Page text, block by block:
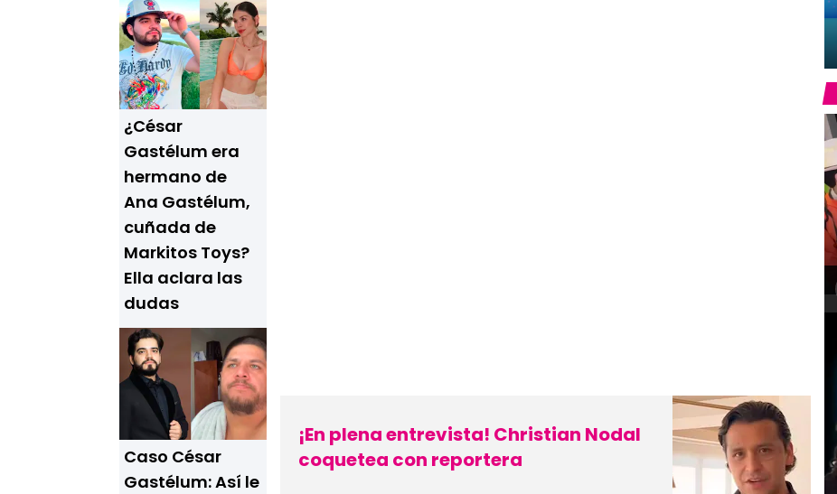
¿César
Gastélum era
hermano de
Ana Gastélum,
cuñada de
Markitos Toys?
Ella aclara las
dudas
Caso César
Gastélum: Así le
¡En plena entrevista! Christian Nodal
coquetea con reportera